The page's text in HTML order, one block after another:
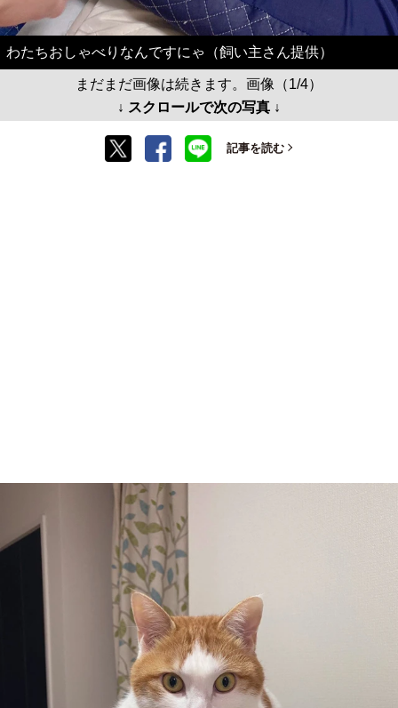
わたちおしゃべりなんですにゃ（飼い主さん提供）
まだまだ画像は続きます。画像（1/4）
↓ スクロールで次の写真 ↓
記事を読む